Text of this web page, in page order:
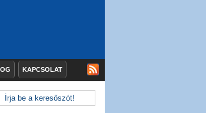
KAPCSOLAT